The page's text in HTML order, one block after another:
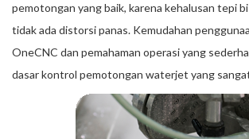
pemotongan yang baik, karena kehalusan tepi
tidak ada distorsi panas. Kemudahan
OneCNC dan pemahaman operasi yang
dasar kontrol pemotongan waterjet yang